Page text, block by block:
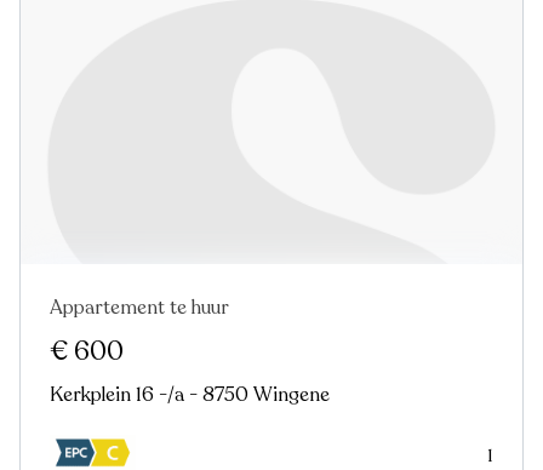
Appartement te huur
€ 600
Kerkplein 16 -/a - 8750 Wingene
1